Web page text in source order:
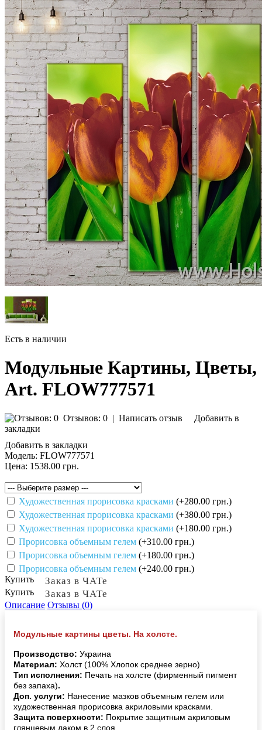
Есть в наличии
Модульные Картины, Цветы,
Art. FLOW777571
Отзывов: 0 | Написать отзыв
Добавить в
закладки
Добавить в закладки
Модель: FLOW777571
Цена: 1538.00 грн.
Художественная прорисовка красками (+280.00 грн.)
Художественная прорисовка красками (+380.00 грн.)
Художественная прорисовка красками (+180.00 грн.)
Прорисовка объемным гелем (+310.00 грн.)
Прорисовка объемным гелем (+180.00 грн.)
Прорисовка объемным гелем (+240.00 грн.)
Купить
Заказ в ЧАТе
Купить Заказ в ЧАТе
Описание Отзывы (0)
Модульные картины цветы. На холсте.
Производство: Украина
Материал: Холст (100% Хлопок среднее зерно)
Тип исполнения: Печать на холсте (фирменный пигмент
без запаха).
Доп. услуги: Нанесение мазков объемным гелем или
художественная прорисовка акриловыми красками.
Защита поверхности: Покрытие защитным акриловым
глянцевым лаком в 2 слоя.